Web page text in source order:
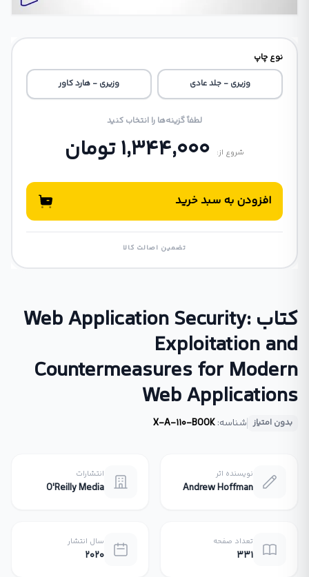
نوع چاپ
وزیری - جلد عادی
وزیری - هارد کاور
لطفاً گزینه‌ها را انتخاب کنید
شروع از: 1,344,000تومان
افزودن به سبد خرید
تضمین اصالت کالا
کتاب Web Application Security:
Exploitation and
Countermeasures for Modern
Web Applications
بدون امتیاز شناسه:X-A-110-BOOK
نویسنده اثر
Andrew Hoffman
انتشارات
O'Reilly Media
تعداد صفحه
331
سال انتشار
2020